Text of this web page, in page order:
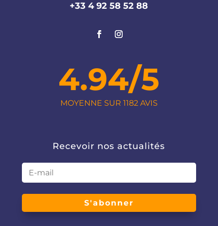
+33 4 92 58 52 88
4.94/5
MOYENNE SUR 1182 AVIS
Recevoir nos actualités
S'abonner